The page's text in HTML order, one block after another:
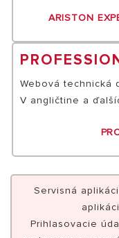
ARISTON
Webová technická
V angličtine a
Servisná
Prihlasovacie